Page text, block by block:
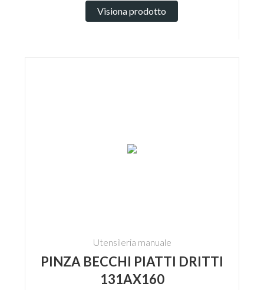
Visiona prodotto
Utensileria manuale
PINZA BECCHI PIATTI DRITTI
131AX160